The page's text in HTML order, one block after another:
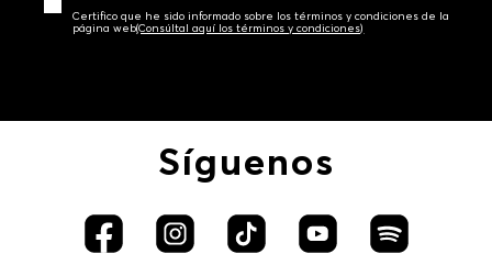
Certifico que he sido informado sobre los términos y condiciones de la
página web‎(Consúltal aquí los términos y condiciones)
Síguenos